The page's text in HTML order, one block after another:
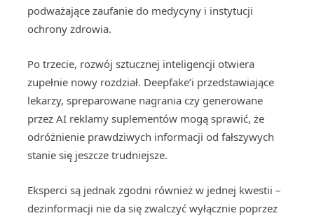
podważające zaufanie do medycyny i instytucji
ochrony zdrowia.
Po trzecie, rozwój sztucznej inteligencji otwiera
zupełnie nowy rozdział. Deepfake’i przedstawiające
lekarzy, spreparowane nagrania czy generowane
przez AI reklamy suplementów mogą sprawić, że
odróżnienie prawdziwych informacji od fałszywych
stanie się jeszcze trudniejsze.
Eksperci są jednak zgodni również w jednej kwestii –
dezinformacji nie da się zwalczyć wyłącznie poprzez